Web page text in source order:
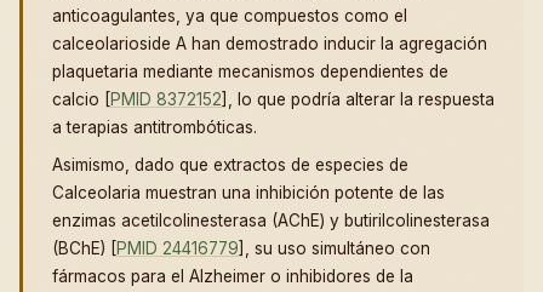
anticoagulantes, ya que compuestos como el
calceolarioside A han demostrado inducir la agregación
plaquetaria mediante mecanismos dependientes de
calcio [PMID 8372152], lo que podría alterar la respuesta
a terapias antitrombóticas.
Asimismo, dado que extractos de especies de
Calceolaria muestran una inhibición potente de las
enzimas acetilcolinesterasa (AChE) y butirilcolinesterasa
(BChE) [PMID 24416779], su uso simultáneo con
fármacos para el Alzheimer o inhibidores de la